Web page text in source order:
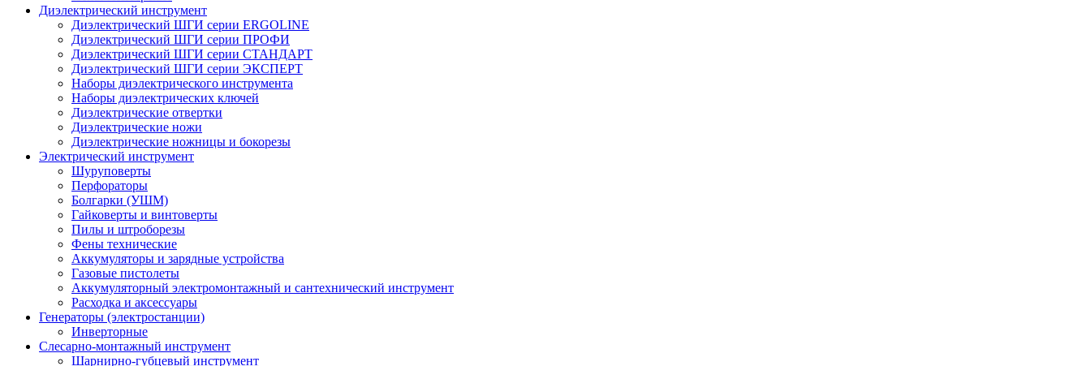
Диэлектрический инструмент
Диэлектрический ШГИ серии ERGOLINE
Диэлектрический ШГИ серии ПРОФИ
Диэлектрический ШГИ серии СТАНДАРТ
Диэлектрический ШГИ серии ЭКСПЕРТ
Наборы диэлектрического инструмента
Наборы диэлектрических ключей
Диэлектрические отвертки
Диэлектрические ножи
Диэлектрические ножницы и бокорезы
Электрический инструмент
Шуруповерты
Перфораторы
Болгарки (УШМ)
Гайковерты и винтоверты
Пилы и штроборезы
Фены технические
Аккумуляторы и зарядные устройства
Газовые пистолеты
Аккумуляторный электромонтажный и сантехнический инструмент
Расходка и аксессуары
Генераторы (электростанции)
Инверторные
Слесарно-монтажный инструмент
Шарнирно-губцевый инструмент